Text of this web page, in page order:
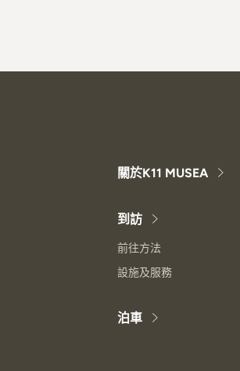
關於K11 MUSEA
到訪
前往方法
設施及服務
泊車